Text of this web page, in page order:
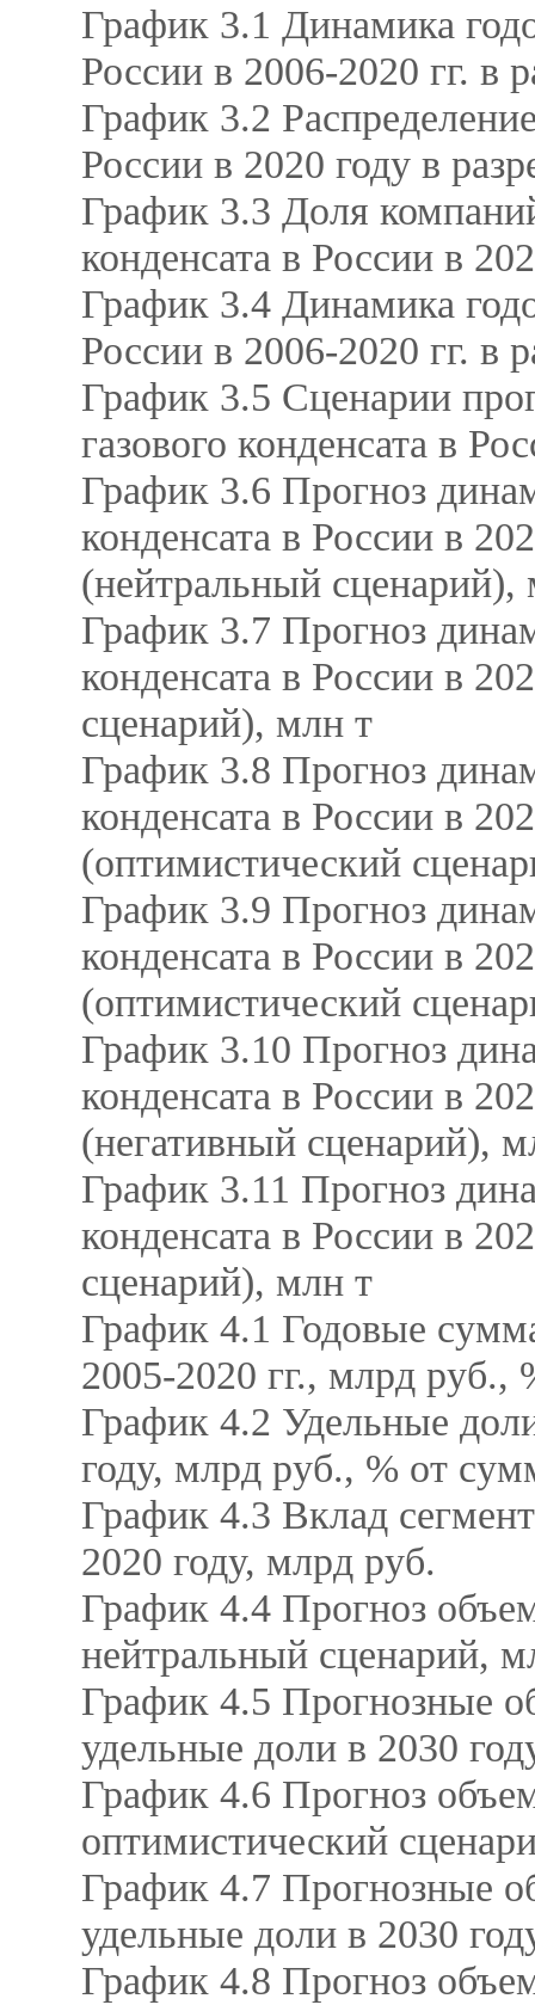
График 3.1 Динамика
России в 2006-2020 гг. в
График 3.2
России в 2020 году в
График 3.3 Доля
конденсата в России в
График 3.4 Динамика
России в 2006-2020 гг. в
График 3.5 Сценарии
газового конденсата в
График 3.6 Прогноз
конденсата в России в
(нейтральный
График 3.7 Прогноз
конденсата в России в
сценарий), млн т
График 3.8 Прогноз
конденсата в России в
(оптимистический
График 3.9 Прогноз
конденсата в России в
(оптимистический
График 3.10 Прогноз
конденсата в России в
(негативный сценарий),
График 3.11 Прогноз
конденсата в России в
сценарий), млн т
График 4.1 Годовые
2005-2020 гг., млрд руб.,
График 4.2 Удельные
году, млрд руб., % от
График 4.3 Вклад
2020 году, млрд руб.
График 4.4 Прогноз
нейтральный сценарий,
График 4.5 Прогнозные
удельные доли в 2030
График 4.6 Прогноз
оптимистический
График 4.7 Прогнозные
удельные доли в 2030
График 4.8 Прогноз